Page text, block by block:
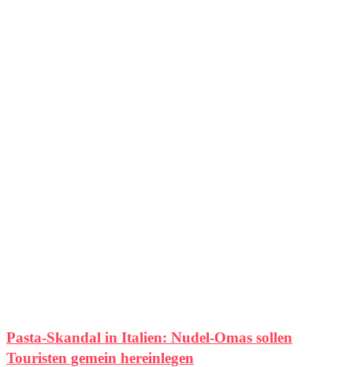
Pasta-Skandal in Italien: Nudel-Omas sollen
Touristen gemein hereinlegen